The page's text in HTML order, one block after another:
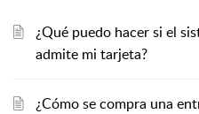
¿Qué puedo hacer si el
admite mi tarjeta?
¿Cómo se compra una